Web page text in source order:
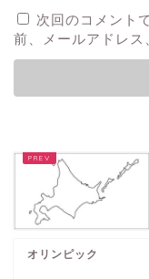
次回のコメント
前、メールアドレス
オリンピック